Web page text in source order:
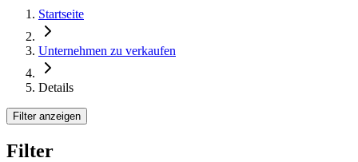
Startseite
Unternehmen zu verkaufen
Details
Filter anzeigen
Filter